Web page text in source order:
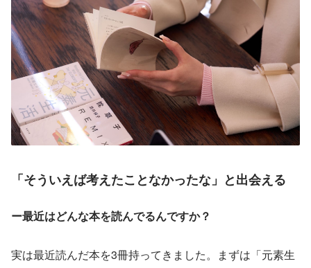
「そういえば考えたことなかったな」と出会える
ー最近はどんな本を読んでるんですか？
実は最近読んだ本を3冊持ってきました。まずは「元素生